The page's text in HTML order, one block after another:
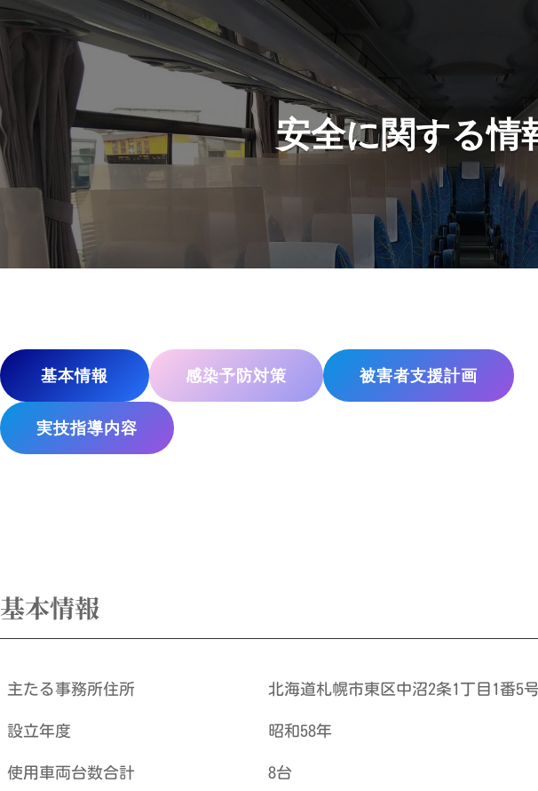
安全に関する情
基本情報 感染予防対策 被害者支援計画
実技指導内容
基本情報
主たる事務所住所 北海道札幌市東区中沼2条1丁目1番5
設立年度 昭和58年
使用車両台数合計
8台